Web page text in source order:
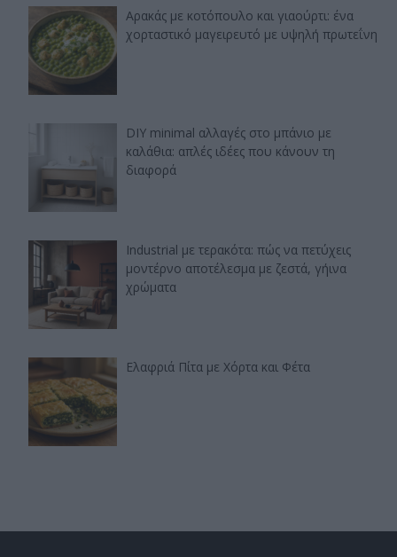
Αρακάς με κοτόπουλο και γιαούρτι: ένα
χορταστικό μαγειρευτό με υψηλή πρωτεΐνη
DIY minimal αλλαγές στο μπάνιο με
καλάθια: απλές ιδέες που κάνουν τη
διαφορά
Industrial με τερακότα: πώς να πετύχεις
μοντέρνο αποτέλεσμα με ζεστά, γήινα
χρώματα
Ελαφριά Πίτα με Χόρτα και Φέτα